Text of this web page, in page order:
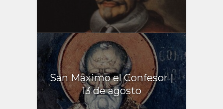
San Máximo el Confesor |
13 de agosto